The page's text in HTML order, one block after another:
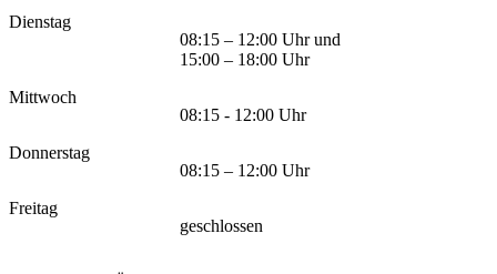
Dienstag
08:15 – 12:00 Uhr und
15:00 – 18:00 Uhr
Mittwoch
08:15 - 12:00 Uhr
Donnerstag
08:15 – 12:00 Uhr
Freitag
geschlossen